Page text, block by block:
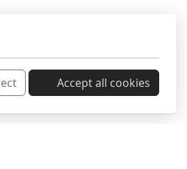
Accept all cookies